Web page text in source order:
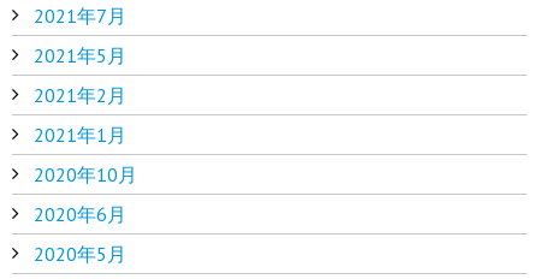
2021年7月
2021年5月
2021年2月
2021年1月
2020年10月
2020年6月
2020年5月